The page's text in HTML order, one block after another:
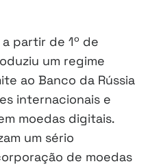
partir de 1º de
um regime
ao Banco da Rússia
internacionais e
moedas digitais.
um sério
de moedas